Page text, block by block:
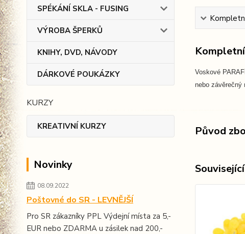
SPÉKÁNÍ SKLA - FUSING
VÝROBA ŠPERKŮ
KNIHY, DVD, NÁVODY
DÁRKOVÉ POUKÁZKY
KURZY
KREATIVNÍ KURZY
Novinky
08.09.2022
Poštovné do SR - LEVNĚJŠÍ
Pro SR zákazníky PPL Výdejní místa za 5,-
EUR nebo ZDARMA u zásilek nad 200,-
Voskové
nebo závěrečný
Původ